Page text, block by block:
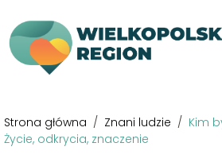
Strona główna / Znani ludzie / Kim
Życie, odkrycia, znaczenie